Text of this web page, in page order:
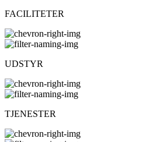
FACILITETER
UDSTYR
TJENESTER